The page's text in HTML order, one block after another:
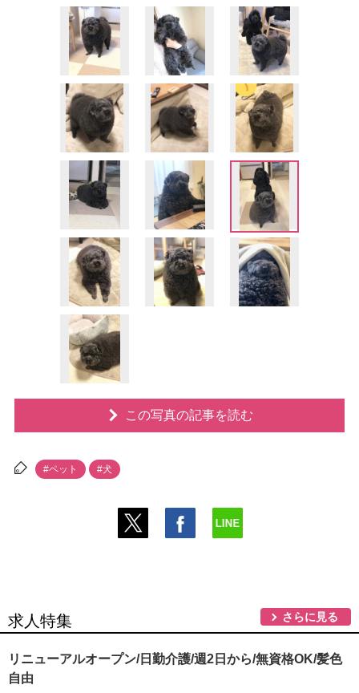
この写真の記事を読む
#ペット #犬
求人特集 さらに見る
リニューアルオープン/日勤介護/週2日から/無資格OK/髪色
自由